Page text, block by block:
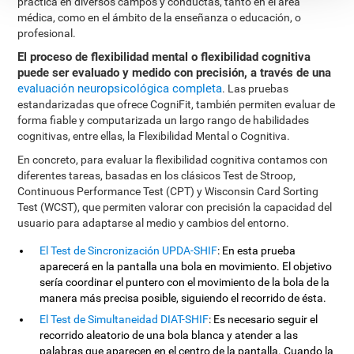
médica, como en el ámbito de la enseñanza o educación, o
profesional.
El proceso de flexibilidad mental o flexibilidad cognitiva
puede ser evaluado y medido con precisión, a través de una
evaluación neuropsicológica completa. Las pruebas
estandarizadas que ofrece CogniFit, también permiten evaluar de
forma fiable y computarizada un largo rango de habilidades
cognitivas, entre ellas, la Flexibilidad Mental o Cognitiva.
En concreto, para evaluar la flexibilidad cognitiva contamos con
diferentes tareas, basadas en los clásicos Test de Stroop,
Continuous Performance Test (CPT) y Wisconsin Card Sorting
Test (WCST), que permiten valorar con precisión la capacidad del
usuario para adaptarse al medio y cambios del entorno.
El Test de Sincronización UPDA-SHIF: En esta prueba
aparecerá en la pantalla una bola en movimiento. El objetivo
sería coordinar el puntero con el movimiento de la bola de la
manera más precisa posible, siguiendo el recorrido de ésta.
El Test de Simultaneidad DIAT-SHIF: Es necesario seguir el
recorrido aleatorio de una bola blanca y atender a las
palabras que aparecen en el centro de la pantalla. Cuando la